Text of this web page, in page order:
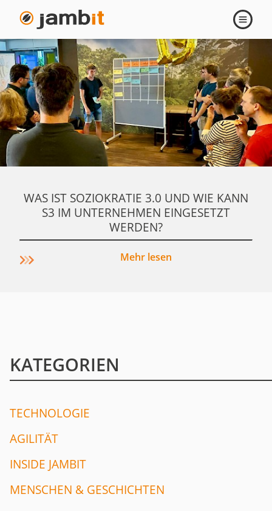
Agilität
öffnen
WAS IST SOZIOKRATIE 3.0 UND WIE KANN
S3 IM UNTERNEHMEN EINGESETZT
WERDEN?
Mehr lesen
KATEGORIEN
TECHNOLOGIE
AGILITÄT
INSIDE JAMBIT
MENSCHEN & GESCHICHTEN